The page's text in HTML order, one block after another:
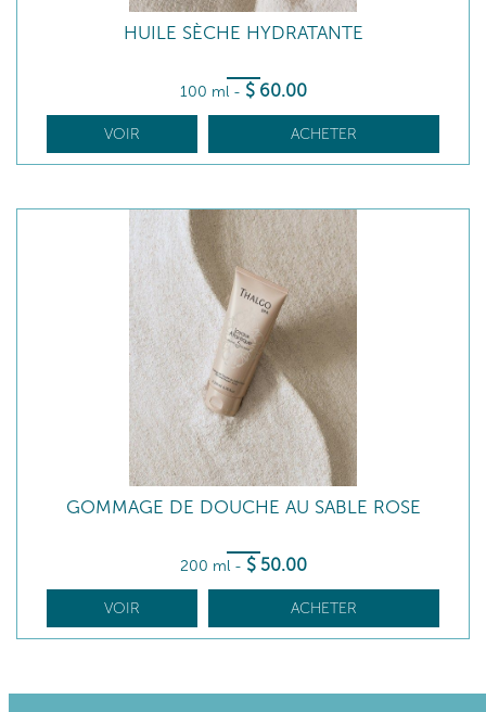
HUILE SÈCHE HYDRATANTE
100 ml - $ 60.00
VOIR ACHETER
GOMMAGE DE DOUCHE AU SABLE ROSE
200 ml - $ 50.00
VOIR ACHETER